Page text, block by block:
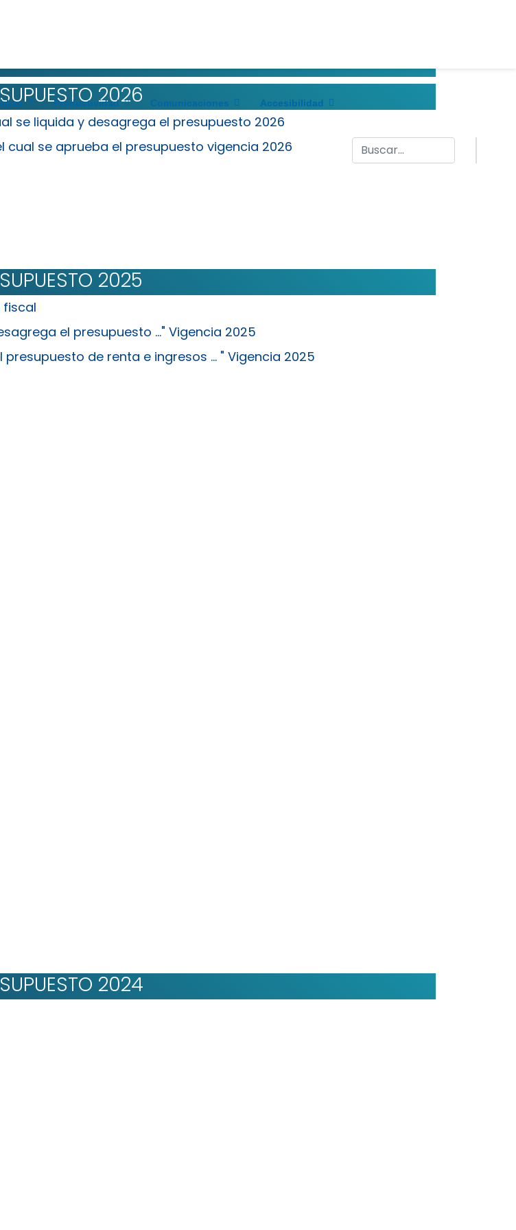
Productividad Comunicaciones Accesibilidad
Buscar
2026
se liquida y desagrega el presupuesto 2026
cual se aprueba el presupuesto vigencia 2026
2025
fiscal
el presupuesto ..." Vigencia 2025
de renta e ingresos ... " Vigencia 2025
2024